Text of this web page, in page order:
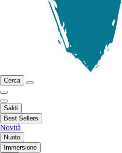
Cerca
Saldi
Best Sellers
Novità
Nuoto
Immersione